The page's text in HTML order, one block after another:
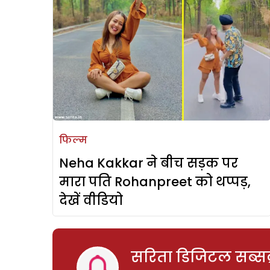
फिल्म
Neha Kakkar ने बीच सड़क पर
मारा पति Rohanpreet को थप्पड़,
देखें वीडियो
सरिता डिजिटल